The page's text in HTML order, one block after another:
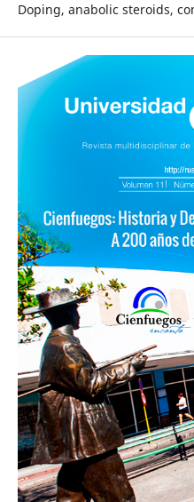
Doping, anabolic steroids,